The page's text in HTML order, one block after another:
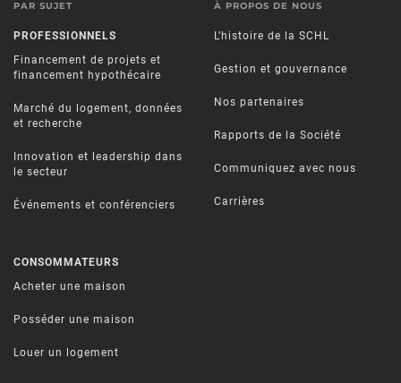
PAR SUJET
PROFESSIONNELS
Financement de projets et
financement hypothécaire
Marché du logement, données
et recherche
Innovation et leadership dans
le secteur
Événements et conférenciers
CONSOMMATEURS
Acheter une maison
Posséder une maison
Louer un logement
À PROPOS DE NOUS
L’histoire de la SCHL
Gestion et gouvernance
Nos partenaires
Rapports de la Société
Communiquez avec nous
Carrières